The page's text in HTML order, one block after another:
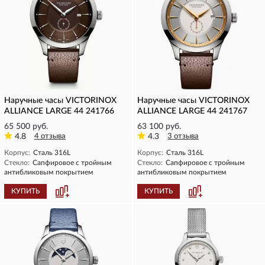
Наручные часы VICTORINOX
ALLIANCE LARGE 44 241766
65 500 руб.
4.8
4 отзыва
Корпус: Сталь 316L
Стекло: Сапфировое с тройным
антибликовым покрытием
КУПИТЬ
Наручные часы VICTORINOX
ALLIANCE LARGE 44 241767
63 100 руб.
4.3
3 отзыва
Корпус: Сталь 316L
Стекло: Сапфировое с тройным
антибликовым покрытием
КУПИТЬ